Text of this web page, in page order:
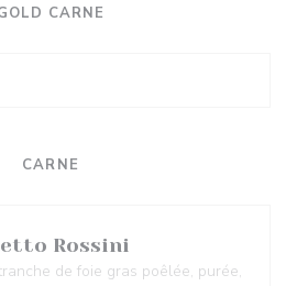
CARNE
CARNE
Rossini
de foie gras poêlée, purée,